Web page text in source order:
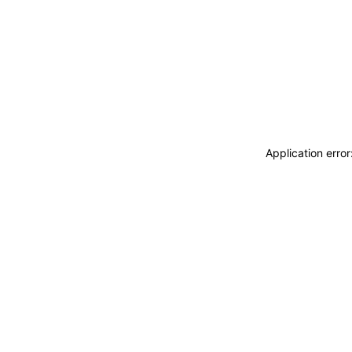
Application